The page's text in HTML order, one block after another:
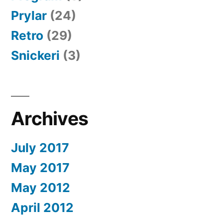
Prylar (24)
Retro (29)
Snickeri (3)
Archives
July 2017
May 2017
May 2012
April 2012